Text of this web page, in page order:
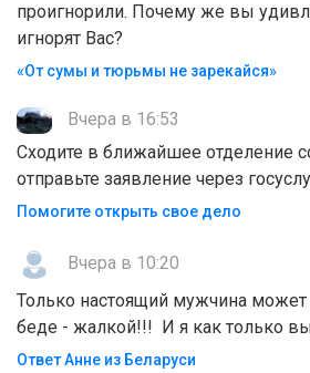
проигнорили. Почему же вы
игнорят Вас?
«От сумы и тюрьмы не зарекайся»
Вчера в 16:53
Сходите в ближайшее отделение
отправьте заявление через
Помогите открыть свое дело
Вчера в 10:20
Только настоящий мужчина
беде - жалкой!!! И я как только
Ответ Анне из Беларуси